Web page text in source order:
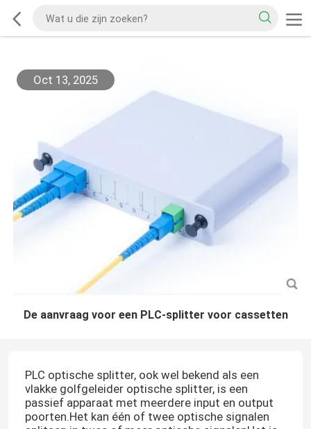
Oct 13, 2025
De aanvraag voor een PLC-splitter voor cassetten
PLC optische splitter, ook wel bekend als een
vlakke golfgeleider optische splitter, is een
passief apparaat met meerdere input en output
poorten.Het kan één of twee optische signalen